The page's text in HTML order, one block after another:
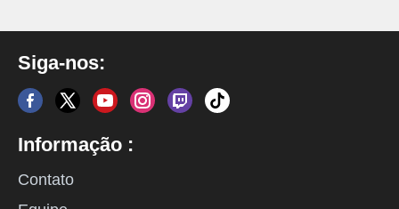
Siga-nos:
Informação :
Contato